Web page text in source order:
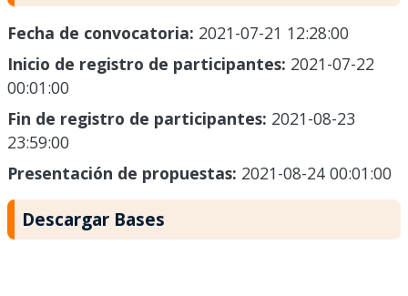
Fecha de convocatoria: 2021-07-21 12:28:00
Inicio de registro de participantes: 2021-07-22
00:01:00
Fin de registro de participantes: 2021-08-23
23:59:00
Presentación de propuestas: 2021-08-24 00:01:00
Descargar Bases